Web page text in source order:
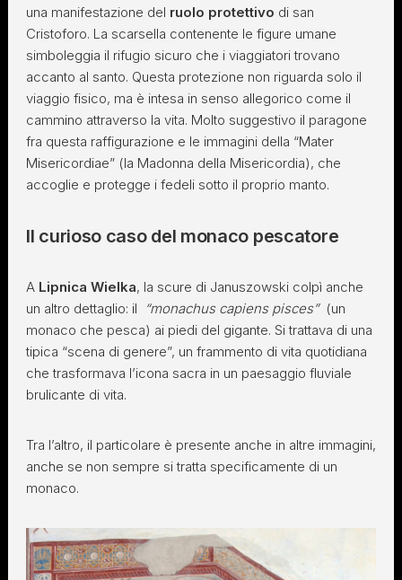
una manifestazione del ruolo protettivo di san
Cristoforo. La scarsella contenente le figure umane
simboleggia il rifugio sicuro che i viaggiatori trovano
accanto al santo. Questa protezione non riguarda solo il
viaggio fisico, ma è intesa in senso allegorico come il
cammino attraverso la vita. Molto suggestivo il paragone
fra questa raffigurazione e le immagini della “Mater
Misericordiae” (la Madonna della Misericordia), che
accoglie e protegge i fedeli sotto il proprio manto.
Il curioso caso del monaco pescatore
A Lipnica Wielka, la scure di Januszowski colpì anche
un altro dettaglio: il
“monachus capiens pisces”(un
monaco che pesca) ai piedi del gigante. Si trattava di una
tipica “scena di genere”, un frammento di vita quotidiana
che trasformava l’icona sacra in un paesaggio fluviale
brulicante di vita.
Tra l’altro, il particolare è presente anche in altre immagini,
anche se non sempre si tratta specificamente di un
monaco.